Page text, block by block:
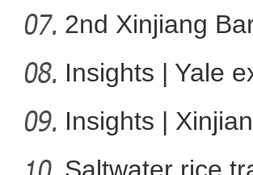
2nd Xinjiang
Insights | Yale
Insights |